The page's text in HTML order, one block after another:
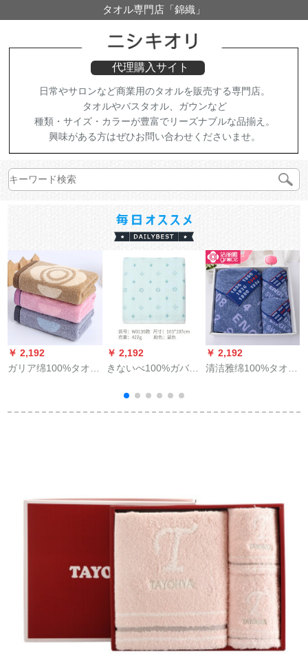
タオル専門店「錦織」
代理購入サイト
日常やサロンなど商業用のタオルを販売する専門店。
タオルやバスタオル、ガウンなど
種類・サイズ・カラーが豊富でリーズナブルな品揃え。
興味がある方はぜひお問い合わせくださいませ。
￥ 2,192
ガリア绵100%タオル
プは颜タオルの三色
￥ 2,192
きないべ100%ガバス
カーペトルの柔らか
な吸水タオルはW
￥ 2,192
清洁雅绵100%タオル
ロモーション会社景